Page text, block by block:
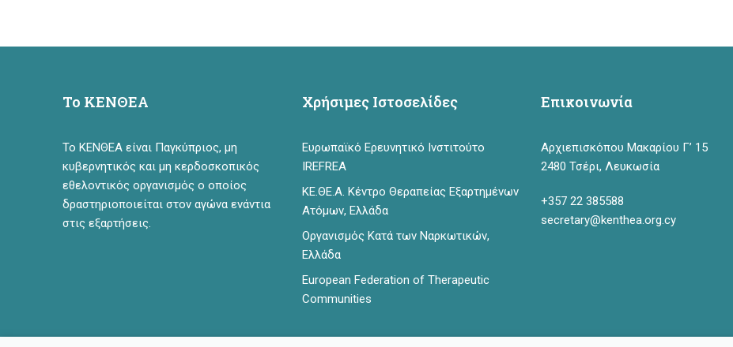
Το ΚΕΝΘΕΑ
Το ΚΕΝΘΕΑ είναι Παγκύπριος, μη
κυβερνητικός και μη κερδοσκοπικός
εθελοντικός οργανισμός ο οποίος
δραστηριοποιείται στον αγώνα ενάντια
στις εξαρτήσεις.
Χρήσιμες Ιστοσελίδες
Ευρωπαϊκό Ερευνητικό Ινστιτούτο
IREFREA
ΚΕ.ΘΕ.Α. Κέντρο Θεραπείας Εξαρτημένων
Ατόμων, Ελλάδα
Οργανισμός Κατά των Ναρκωτικών,
Ελλάδα
European Federation of Therapeutic
Communities
Επικοινωνία
Αρχιεπισκόπου Μακαρίου Γ’ 15
2480 Τσέρι, Λευκωσία
+357 22 385588
secretary@kenthea.org.cy